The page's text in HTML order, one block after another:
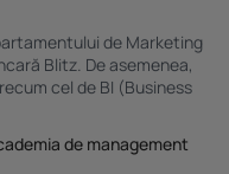
de Marketing
Blitz. De asemenea,
cel de BI (Business
de management